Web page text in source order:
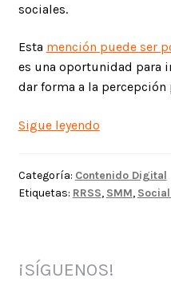
sociales.
Esta mención puede ser
es una oportunidad para
dar forma a la
Sigue leyendoMenciones
Categoría: Contenido Digital
Etiquetas: RRSS, SMM,
¡SÍGUENOS!